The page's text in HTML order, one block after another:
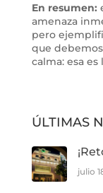
En resumen:
amenaza
pero
que
calma: esa es
ÚLTIMAS
julio